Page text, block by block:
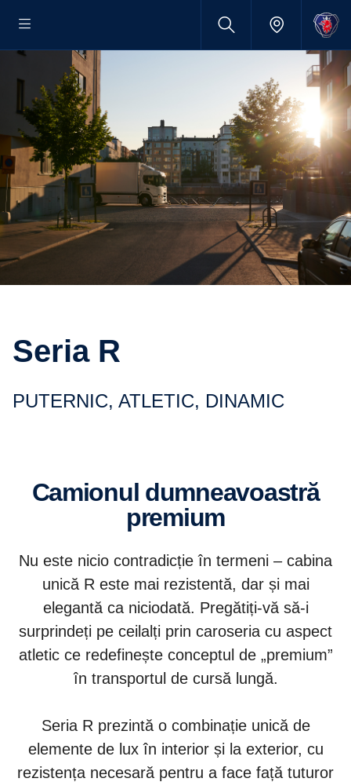
Seria R
PUTERNIC, ATLETIC, DINAMIC
Camionul dumneavoastră
premium
Nu este nicio contradicție în termeni – cabina
unică R este mai rezistentă, dar și mai
elegantă ca niciodată. Pregătiți-vă să-i
surprindeți pe ceilalți prin caroseria cu aspect
atletic ce redefinește conceptul de „premium”
în transportul de cursă lungă.
Seria R prezintă o combinație unică de
elemente de lux în interior și la exterior, cu
rezistența necesară pentru a face față tuturor